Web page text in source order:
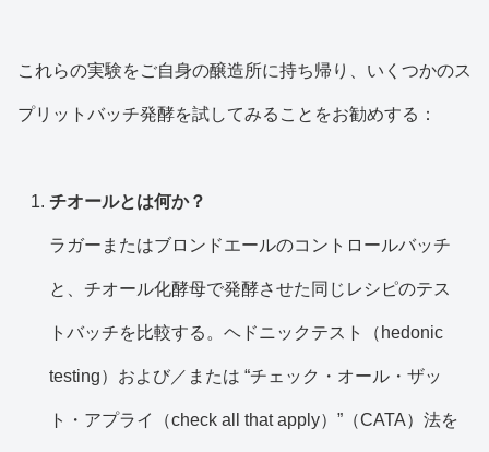
これらの実験をご自身の醸造所に持ち帰り、いくつかのス
プリットバッチ発酵を試してみることをお勧めする：
チオールとは何か？
ラガーまたはブロンドエールのコントロールバッチ
と、チオール化酵母で発酵させた同じレシピのテス
トバッチを比較する。ヘドニックテスト（hedonic
testing）および／または “チェック・オール・ザッ
ト・アプライ（check all that apply）”（CATA）法を